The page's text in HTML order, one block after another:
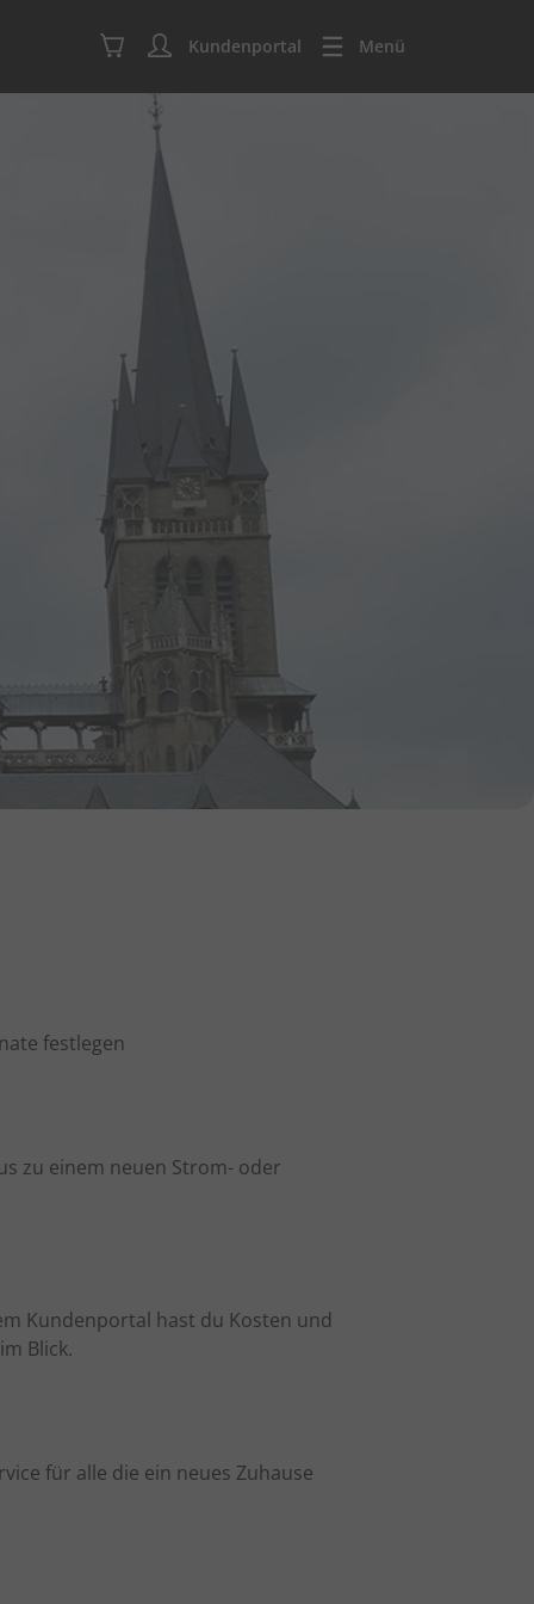
Kundenportal Menü
festlegen
zu einem neuen Strom- oder
Kundenportal hast du Kosten und
Blick.
für alle die ein neues Zuhause